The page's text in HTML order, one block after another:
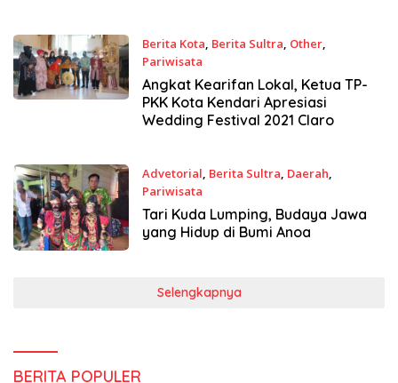
Berita Kota, Berita Sultra, Other,
Pariwisata
25 Februari 2021
Angkat Kearifan Lokal, Ketua TP-
PKK Kota Kendari Apresiasi
Wedding Festival 2021 Claro
Advetorial, Berita Sultra, Daerah,
Pariwisata
15 Maret 2020
Tari Kuda Lumping, Budaya Jawa
yang Hidup di Bumi Anoa
Selengkapnya
BERITA POPULER